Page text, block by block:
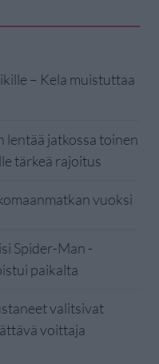
– Kela muistuttaa
lentää jatkossa toinen
tärkeä rajoitus
vuoksi
Spider-Man -
paikalta
valitsivat
voittaja